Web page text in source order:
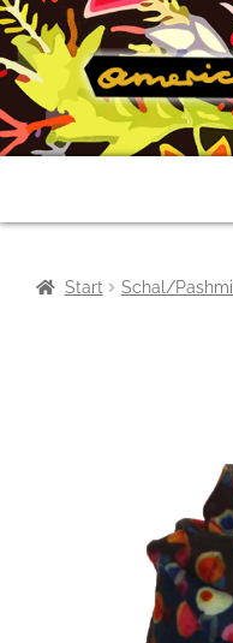
springen
springen
Start Schal/